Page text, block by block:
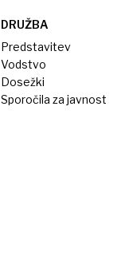
DRUŽBA
Predstavitev
Vodstvo
Dosežki
Sporočila za javnost